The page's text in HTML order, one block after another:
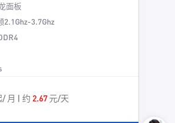
面板
2.1Ghz-3.7Ghz
/ 月 | 约 2.67元/天